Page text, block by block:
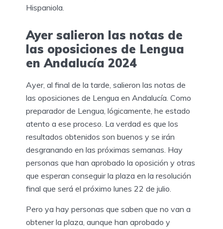
Hispaniola.
Ayer salieron las notas de
las oposiciones de Lengua
en Andalucía 2024
Ayer, al final de la tarde, salieron las notas de
las oposiciones de Lengua en Andalucía. Como
preparador de Lengua, lógicamente, he estado
atento a ese proceso. La verdad es que los
resultados obtenidos son buenos y se irán
desgranando en las próximas semanas. Hay
personas que han aprobado la oposición y otras
que esperan conseguir la plaza en la resolución
final que será el próximo lunes 22 de julio.
Pero ya hay personas que saben que no van a
obtener la plaza, aunque han aprobado y